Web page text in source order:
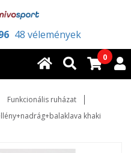
48 vélemények
0
Funkcionális ruházat
khaki